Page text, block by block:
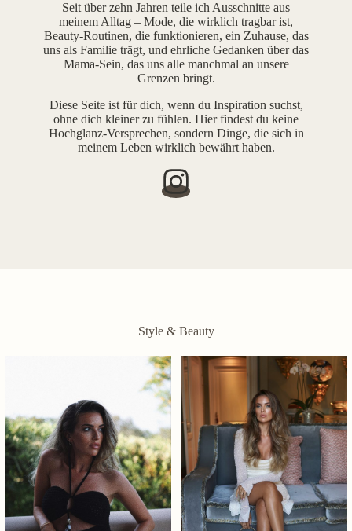
Seit über zehn Jahren teile ich Ausschnitte aus
meinem Alltag – Mode, die wirklich tragbar ist,
Beauty-Routinen, die funktionieren, ein Zuhause, das
uns als Familie trägt, und ehrliche Gedanken über das
Mama-Sein, das uns alle manchmal an unsere
Grenzen bringt.
Diese Seite ist für dich, wenn du Inspiration suchst,
ohne dich kleiner zu fühlen. Hier findest du keine
Hochglanz-Versprechen, sondern Dinge, die sich in
meinem Leben wirklich bewährt haben.
Style & Beauty